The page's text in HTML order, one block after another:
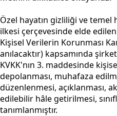
Özel hayatın gizliliği ve temel
ilkesi çerçevesinde elde edilen
Kişisel Verilerin Korunması
anılacaktır) kapsamında
KVKK'nın 3. maddesinde
depolanması, muhafaza
düzenlenmesi, açıklanması,
edilebilir hâle getirilmesi,
tanımlanmıştır.